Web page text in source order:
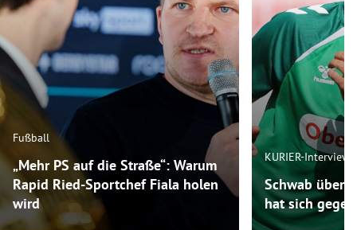
Fußball
„Mehr PS auf die Straße“: Warum
Rapid Ried-Sportchef Fiala holen
wird
KURIER-Interview
Schwab über
hat sich